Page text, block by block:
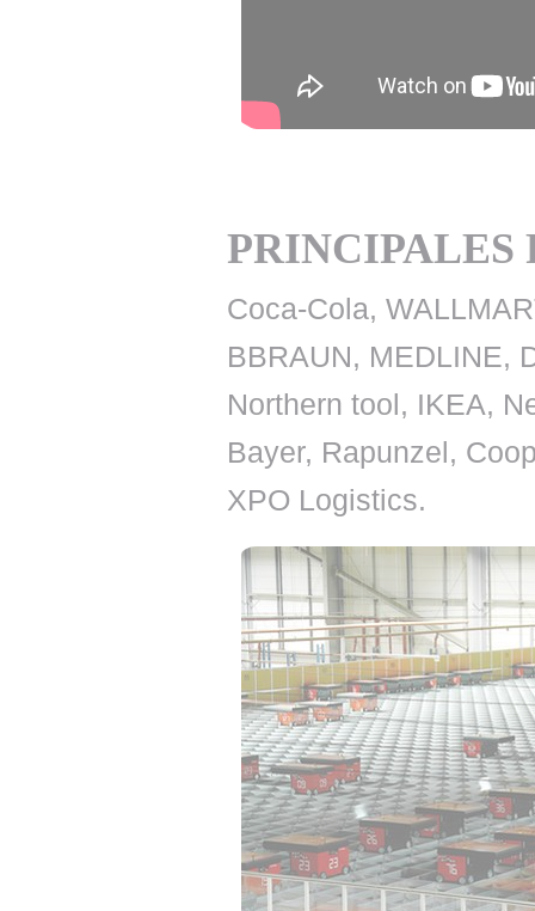
PRINCIPALES
Coca-Cola,
BBRAUN, MEDLINE,
Northern tool, IKEA,
Bayer, Rapunzel,
XPO Logistics.